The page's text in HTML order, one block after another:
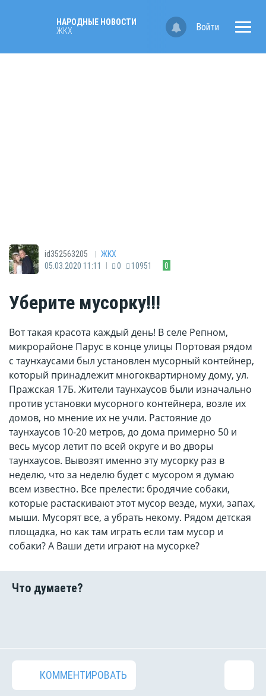
НАРОДНЫЕ НОВОСТИ
ЖКХ
Войти
id352563205 | ЖКХ
05.03.2020 11:11
| 0 10951 0
Уберите мусорку!!!
Вот такая красота каждый день! В селе Репном,
микрорайоне Парус в конце улицы Портовая рядом
с таунхаусами был установлен мусорный контейнер,
который принадлежит многоквартирному дому, ул.
Пражская 17Б. Жители таунхаусов были изначально
против установки мусорного контейнера, возле их
домов, но мнение их не учли. Растояние до
таунхаусов 10-20 метров, до дома примерно 50 и
весь мусор летит по всей округе и во дворы
таунхаусов. Вывозят именно эту мусорку раз в
неделю, что за неделю будет с мусором я думаю
всем известно. Все прелести: бродячие собаки,
которые растаскивают этот мусор везде, мухи, запах,
мыши. Мусорят все, а убрать некому. Рядом детская
площадка, но как там играть если там мусор и
собаки? А Ваши дети играют на мусорке?
КОММЕНТИРОВАТЬ